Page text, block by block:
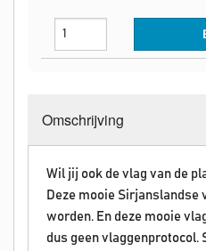
Omschrijving
Wil jij ook de vlag van de
Deze mooie Sirjanslandse
worden. En deze mooie
dus geen vlaggenprotocol.